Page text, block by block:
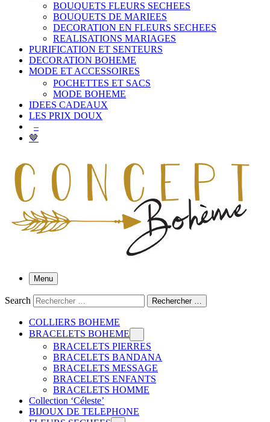
BOUQUETS FLEURS SECHEES
BOUQUETS DE MARIEES
DECORATION EN FLEURS SECHEES
REALISATIONS MARIAGES
PURIFICATION ET SENTEURS
DECORATION BOHEME
MODE ET ACCESSOIRES
POCHETTES ET SACS
MODE BOHEME
IDEES CADEAUX
LES PRIX DOUX
–
🤎
Menu
Search Rechercher …
COLLIERS BOHEME
BRACELETS BOHEME
BRACELETS PIERRES
BRACELETS BANDANA
BRACELETS MESSAGE
BRACELETS ENFANTS
BRACELETS HOMME
Collection ‘Céleste’
BIJOUX DE TELEPHONE